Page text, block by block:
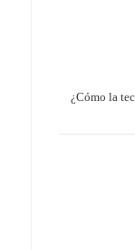
¿Cómo la